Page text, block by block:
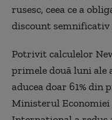
rusesc, ceea ce a
discount
Potrivit calculelor
primele două luni ale
aducea doar 61%
Ministerul Economiei